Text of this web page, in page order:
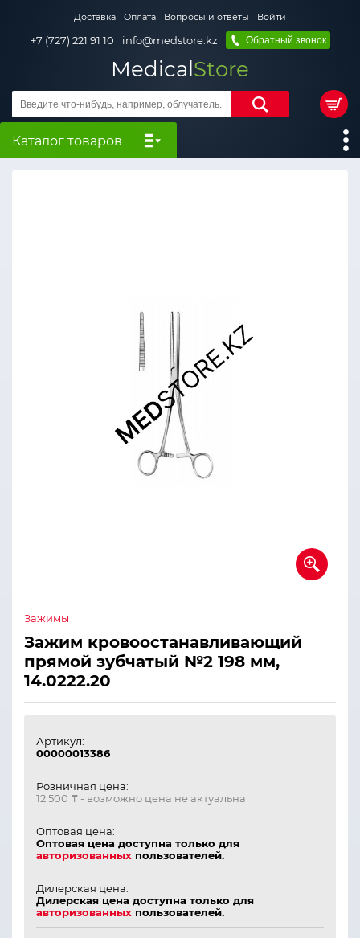
Доставка Оплата Вопросы и ответы Войти
+7 (727) 221 91 10 info@medstore.kz Обратный звонок
MedicalStore
Каталог товаров
Зажимы
Зажим кровоостанавливающий
прямой зубчатый №2 198 мм,
14.0222.20
Артикул:
00000013386
Розничная цена:
12 500 ₸ - возможно цена не актуальна
Оптовая цена:
Оптовая цена доступна только для
авторизованных пользователей.
Дилерская цена:
Дилерская цена доступна только для
авторизованных пользователей.